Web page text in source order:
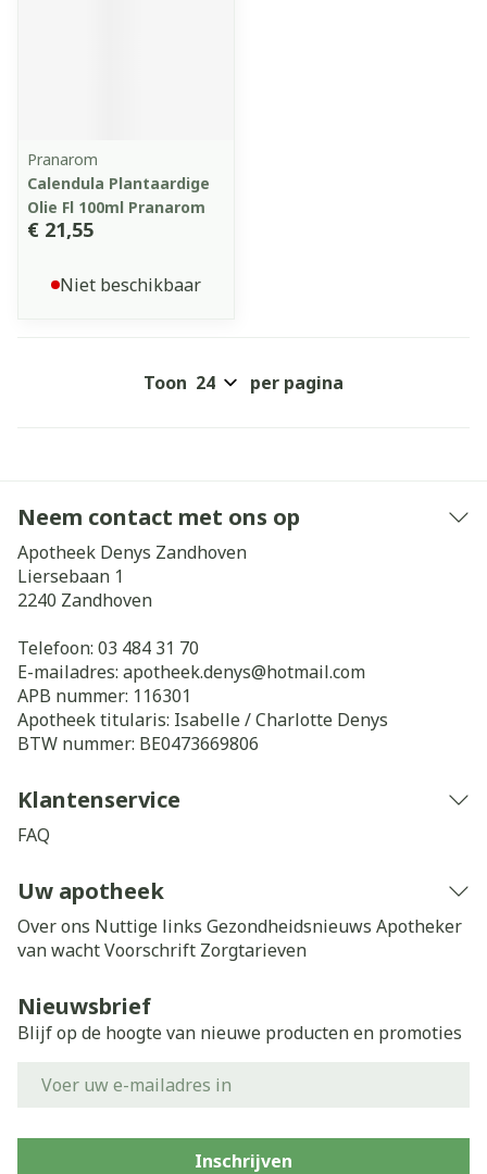
Pranarom
Calendula Plantaardige
Olie Fl 100ml Pranarom
€ 21,55
Niet beschikbaar
Toon per pagina
Neem contact met ons op
Apotheek Denys Zandhoven
Liersebaan 1
2240 Zandhoven
Telefoon: 03 484 31 70
E-mailadres: apotheek.denys@hotmail.com
APB nummer: 116301
Apotheek titularis: Isabelle / Charlotte Denys
BTW nummer: BE0473669806
Klantenservice
FAQ
Uw apotheek
Over ons Nuttige links Gezondheidsnieuws Apotheker
van wachtVoorschrift Zorgtarieven
Nieuwsbrief
Blijf op de hoogte van nieuwe producten en promoties
Inschrijven